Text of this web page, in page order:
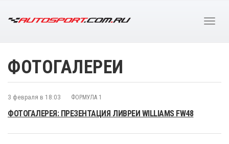
ФОТОГАЛЕРЕИ
3 февраля в 18:03 ФОРМУЛА 1
ФОТОГАЛЕРЕЯ: ПРЕЗЕНТАЦИЯ ЛИВРЕИ WILLIAMS FW48